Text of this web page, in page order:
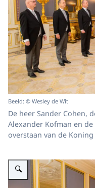
Beeld: © Wesley de Wit
De heer Sander Cohen,
Alexander Kofman en
overstaan van de
Vergroot afbeelding Koning